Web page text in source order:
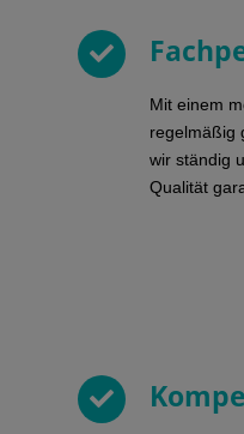
Mit einem
regelmäßig
wir ständig
Qualität